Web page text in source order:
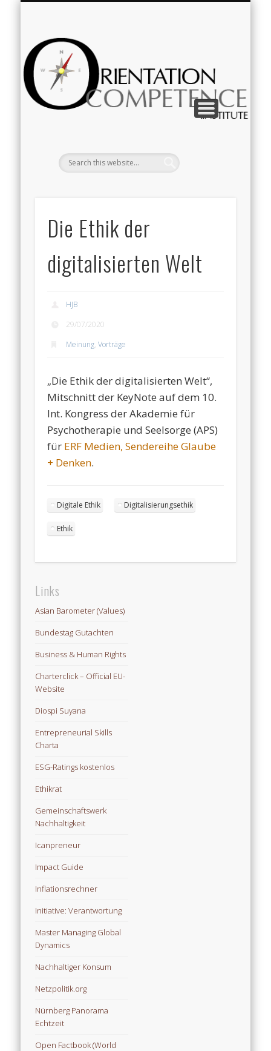
Die Ethik der
digitalisierten Welt
HJB
29/07/2020
Meinung,Vorträge
„Die Ethik der digitalisierten Welt“,
Mitschnitt der KeyNote auf dem 10.
Int. Kongress der Akademie für
Psychotherapie und Seelsorge (APS)
für ERF Medien, Sendereihe Glaube
+ Denken.
Digitale Ethik Digitalisierungsethik
Ethik
Links
Asian Barometer (Values)
Bundestag Gutachten
Business & Human Rights
Charterclick – Official EU-
Website
Diospi Suyana
Entrepreneurial Skills
Charta
ESG-Ratings kostenlos
Ethikrat
Gemeinschaftswerk
Nachhaltigkeit
Icanpreneur
Impact Guide
Inflationsrechner
Initiative: Verantwortung
Master Managing Global
Dynamics
Nachhaltiger Konsum
Netzpolitik.org
Nürnberg Panorama
Echtzeit
Open Factbook (World